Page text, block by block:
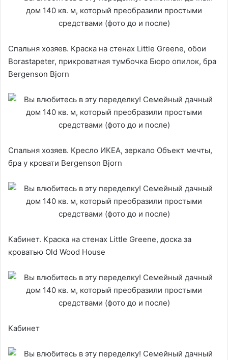
Спальня хозяев. Краска на стенах Little Greene, обои
Borastapeter, прикроватная тумбочка Бюро опилок, бра
Bergenson Bjorn
Спальня хозяев. Кресло ИКЕА, зеркало Объект мечты,
бра у кровати Bergenson Bjorn
Кабинет. Краска на стенах Little Greenе, доска за
кроватью Old Wood House
Кабинет